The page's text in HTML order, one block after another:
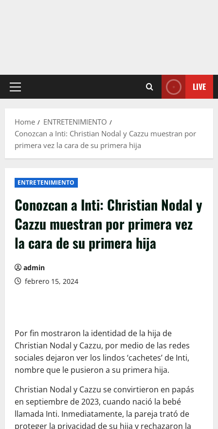
Primary
LIVE
Home
ENTRETENIMIENTO
Conozcan a Inti: Christian Nodal y Cazzu muestran por
primera vez la cara de su primera hija
ENTRETENIMIENTO
Conozcan a Inti: Christian Nodal y
Cazzu muestran por primera vez
la cara de su primera hija
admin
febrero 15, 2024
Por fin mostraron la identidad de la hija de
Christian Nodal y Cazzu, por medio de las redes
sociales dejaron ver los lindos ‘cachetes’ de Inti,
nombre que le pusieron a su primera hija.
Christian Nodal y Cazzu se convirtieron en papás
en septiembre de 2023, cuando nació la bebé
llamada Inti. Inmediatamente, la pareja trató de
proteger la privacidad de su hija y rechazaron la